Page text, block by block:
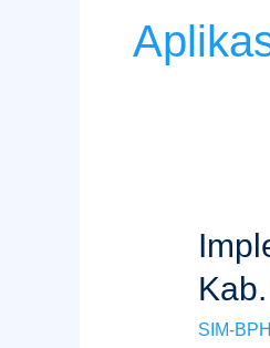
SIM-
Aplikasi
BPHTB
Di